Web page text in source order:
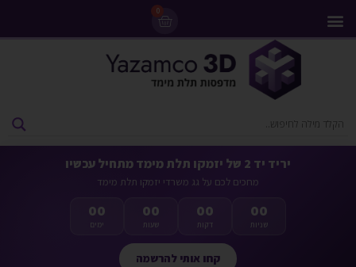
0
יריד יד 2 של יזמקו תלת מימד מתחיל עכשיו
מחכים לכם על גג משרדי יזמקו תלת מימד
00
ימים
00
שעות
00
דקות
00
שניות
קחו אותי להרשמה